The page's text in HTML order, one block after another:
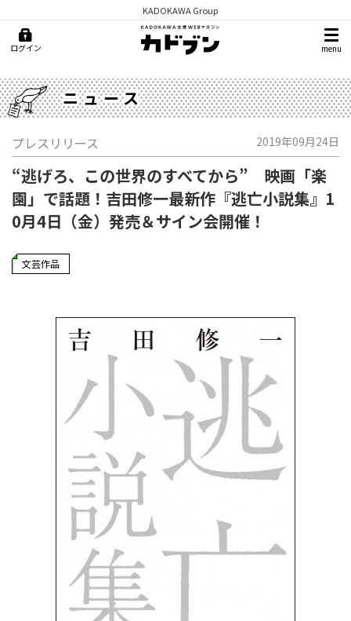
KADOKAWA Group
ログイン menu
ニュース
プレスリリース 2019年09月24日
“逃げろ、この世界のすべてから” 映画「楽
園」で話題！吉田修一最新作『逃亡小説集』1
0月4日（金）発売＆サイン会開催！
文芸作品